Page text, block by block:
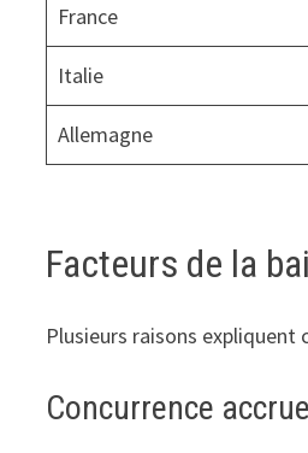
France
Italie
Allemagne
Facteurs de la
Plusieurs raisons expliquent
Concurrence accrue